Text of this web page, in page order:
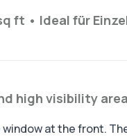
ft • Ideal für
high visibility
at the front.